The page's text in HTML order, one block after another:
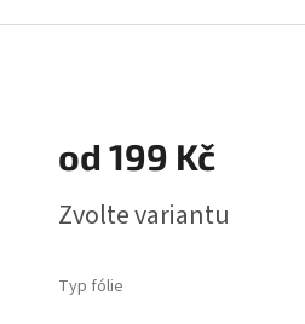
od 199 Kč
cena:
Zvolte variantu
Typ fólie